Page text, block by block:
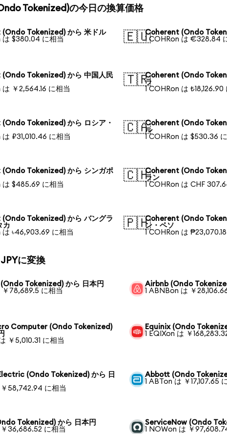
Tokenized)の今日の換算価格
Tokenized) から 米ドル
は $380.04 に相当
🇪🇺Coherent (Ondo
1 COHRon は €328.84
Tokenized) から 中国人民
は ￥2,564.16 に相当
🇹🇷Coherent (Ondo
ラ
1 COHRon は ₺18,126.90
Tokenized) から ロシア・
は ₽31,010.46 に相当
🇨🇦Coherent (Ondo
ル
1 COHRon は $530.36
Tokenized) から シンガポ
は $485.69 に相当
🇨🇭Coherent (Ondo
ラン
1 COHRon は CHF
Tokenized) から バングラ
カ
は ৳46,903.69 に相当
🇵🇭Coherent (Ondo
ン・ペソ
1 COHRon は
に変換
Tokenized) から 日本円
￥78,689.5 に相当
Airbnb (Ondo
1 ABNBon は ￥
Computer (Ondo Tokenized)
￥5,010.31 に相当
Equinix (Ondo
1 EQIXon は ￥
(Ondo Tokenized) から 日
￥58,742.94 に相当
Abbott (Ondo
1 ABTon は ￥17,107.65
Tokenized) から 日本円
36,686.52 に相当
ServiceNow (Ondo
1 NOWon は ￥